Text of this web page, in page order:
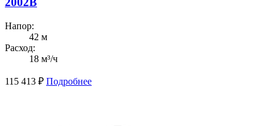
Напор:
42 м
Расход:
18 м³/ч
115 413 ₽ Подробнее